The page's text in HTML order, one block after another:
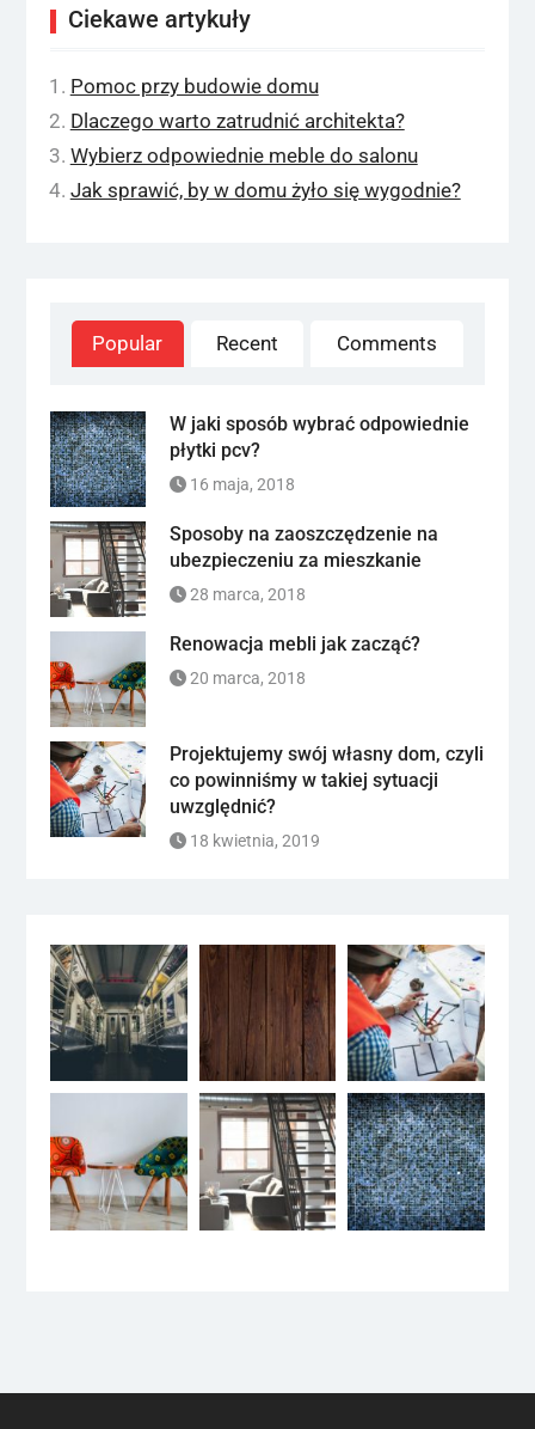
Ciekawe artykuły
Pomoc przy budowie domu
Dlaczego warto zatrudnić architekta?
Wybierz odpowiednie meble do salonu
Jak sprawić, by w domu żyło się wygodnie?
Popular Recent Comments
W jaki sposób wybrać odpowiednie
płytki pcv?
16 maja, 2018
Sposoby na zaoszczędzenie na
ubezpieczeniu za mieszkanie
28 marca, 2018
Renowacja mebli jak zacząć?
20 marca, 2018
Projektujemy swój własny dom, czyli
co powinniśmy w takiej sytuacji
uwzględnić?
18 kwietnia, 2019